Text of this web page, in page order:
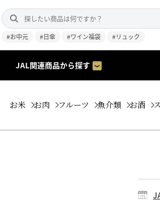
#お中元 #日傘 #ワイン福袋 #リュック
JAL関連商品から探す
お米 お肉 フルーツ 魚介類 お酒